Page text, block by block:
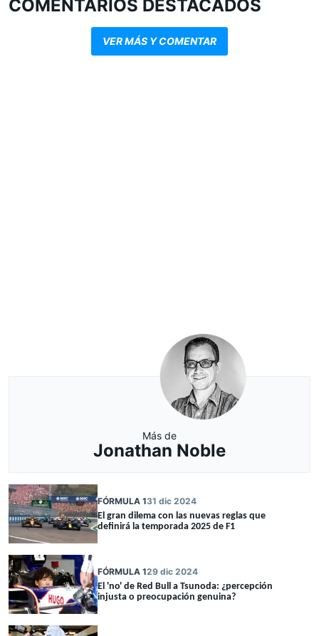
COMENTARIOS DESTACADOS
VER MÁS Y COMENTAR
Más de
Jonathan Noble
FÓRMULA 131 dic 2024
El gran dilema con las nuevas reglas que
definirá la temporada 2025 de F1
FÓRMULA 129 dic 2024
El 'no' de Red Bull a Tsunoda: ¿percepción
injusta o preocupación genuina?